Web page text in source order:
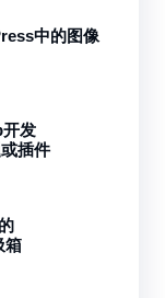
中的图像
发
插件
箱